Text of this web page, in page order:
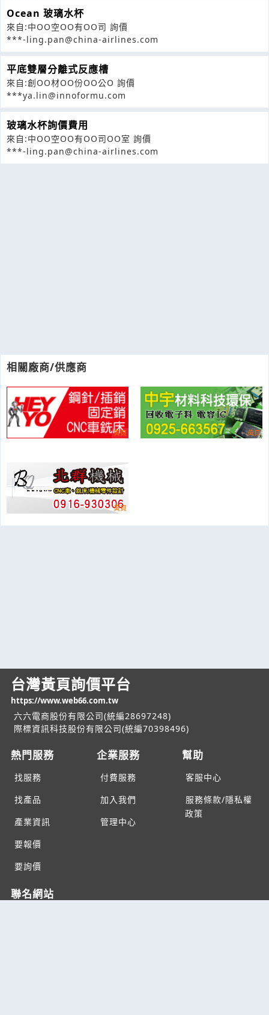
相關廠商/供應商
Ocean 玻璃水杯
來自:中OO空OO有OO司 詢價
***-ling.pan@china-airlines.com
平底雙層分離式反應槽
來自:創OO材OO份OO公O 詢價
***ya.lin@innoformu.com
玻璃水杯詢價費用
來自:中OO空OO有OO司OO室 詢價
***-ling.pan@china-airlines.com
台灣黃頁詢價平台
https://www.web66.com.tw
六六電商股份有限公司(統編28697248)
際標資訊科技股份有限公司(統編70398496)
熱門服務
找服務
找產品
產業資訊
要報價
要詢價
企業服務
付費服務
加入我們
管理中心
幫助
客服中心
服務條款/隱私權
政策
聯名網站